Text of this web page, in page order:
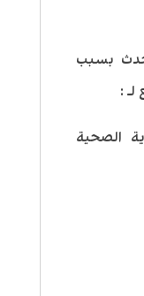
بسبب
:
الصحية